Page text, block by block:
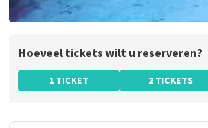
Hoeveel tickets wilt u reserveren?
1 TICKET 2 TICKETS